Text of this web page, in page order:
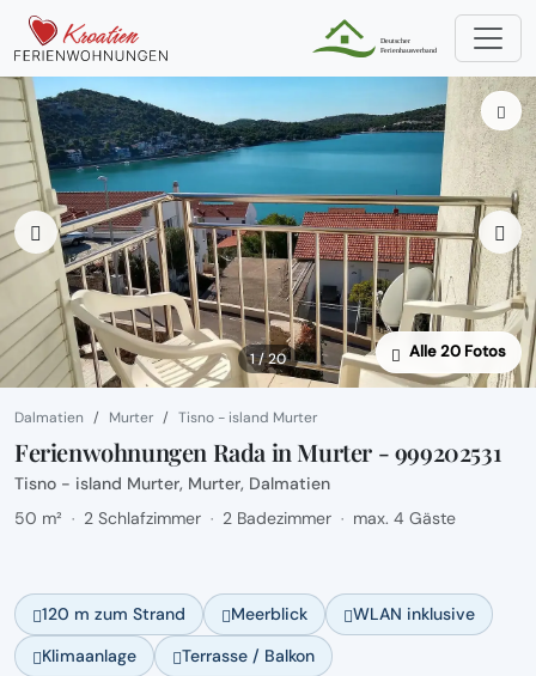
1 / 20 Alle 20 Fotos
Dalmatien Murter Tisno - island Murter
Ferienwohnungen Rada in Murter - 999202531
Tisno - island Murter, Murter, Dalmatien
50 m² · 2 Schlafzimmer · 2 Badezimmer · max. 4 Gäste
120 m zum Strand Meerblick
WLAN inklusive
Klimaanlage
Terrasse / Balkon